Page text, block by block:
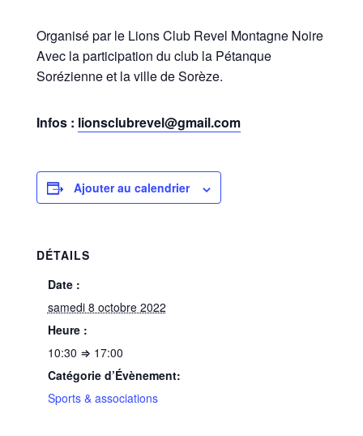
Organisé par le Lions Club Revel Montagne Noire
Avec la participation du club la Pétanque
Sorézienne et la ville de Sorèze.
Infos : lionsclubrevel@gmail.com
Ajouter au calendrier
DÉTAILS
Date :
samedi 8 octobre 2022
Heure :
10:30 ⇒ 17:00
Catégorie d’Évènement:
Sports & associations